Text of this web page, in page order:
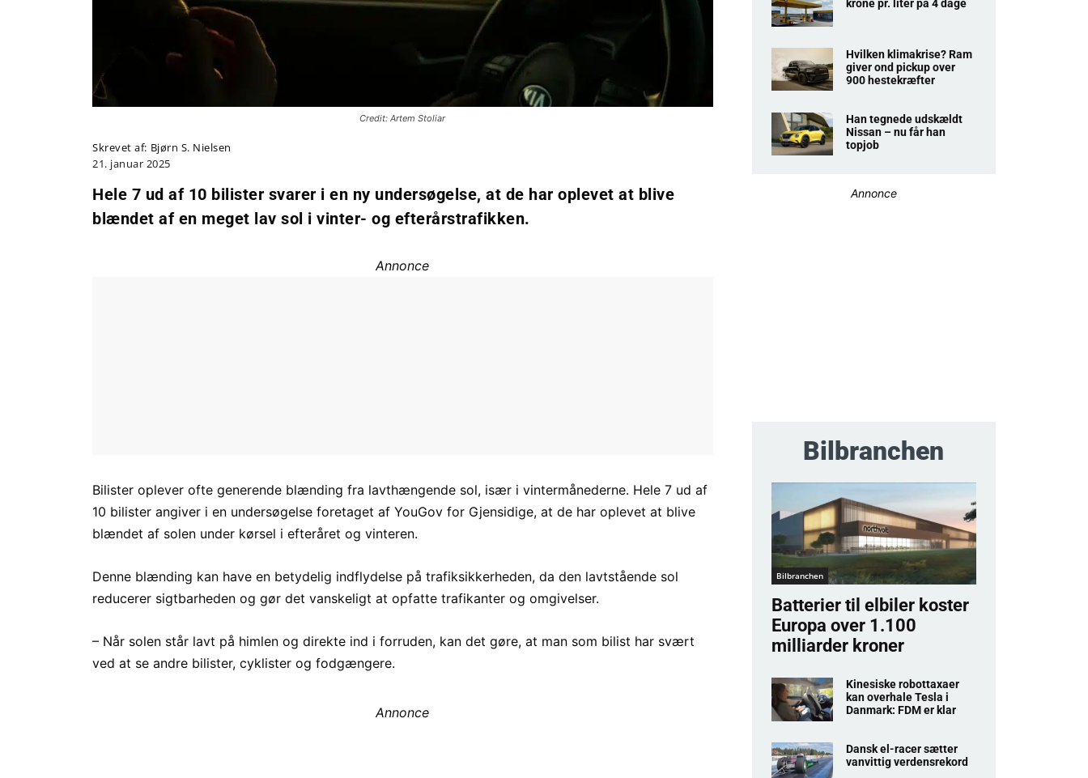
Credit: Artem Stoliar
Skrevet af: Bjørn S. Nielsen
21. januar 2025
Hele 7 ud af 10 bilister svarer i en ny undersøgelse, at de har oplevet at blive
blændet af en meget lav sol i vinter- og efterårstrafikken.
Annonce
Bilister oplever ofte generende blænding fra lavthængende sol, især i vintermånederne. Hele 7 ud af
10 bilister angiver i en undersøgelse foretaget af YouGov for Gjensidige, at de har oplevet at blive
blændet af solen under kørsel i efteråret og vinteren.
Denne blænding kan have en betydelig indflydelse på trafiksikkerheden, da den lavtstående sol
reducerer sigtbarheden og gør det vanskeligt at opfatte trafikanter og omgivelser.
– Når solen står lavt på himlen og direkte ind i forruden, kan det gøre, at man som bilist har svært
ved at se andre bilister, cyklister og fodgængere.
Annonce
krone pr. liter på 4 dage
Hvilken klimakrise? Ram
giver ond pickup over
900 hestekræfter
Han tegnede udskældt
Nissan – nu får han
topjob
Annonce
Bilbranchen
Bilbranchen
Batterier til elbiler koster
Europa over 1.100
milliarder kroner
Kinesiske robottaxaer
kan overhale Tesla i
Danmark: FDM er klar
Dansk el-racer sætter
vanvittig verdensrekord